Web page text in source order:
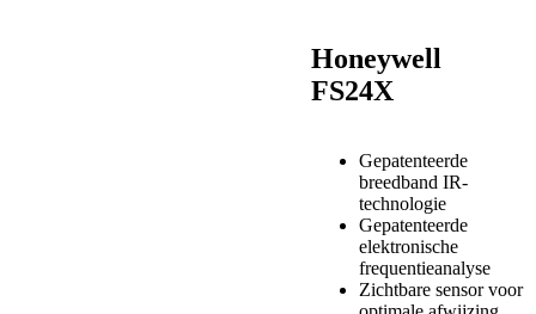
Honeywell
FS24X
Gepatenteerde
breedband IR-
technologie
Gepatenteerde
elektronische
frequentieanalyse
Zichtbare sensor voor